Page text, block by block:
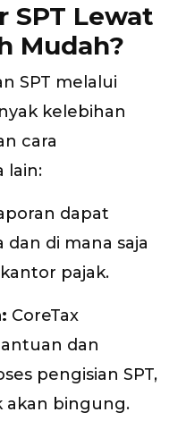
SPT Lewat
Mudah?
SPT melalui
kelebihan
cara
lain:
dapat
dan di mana saja
pajak.
CoreTax
dan
pengisian SPT,
akan bingung.